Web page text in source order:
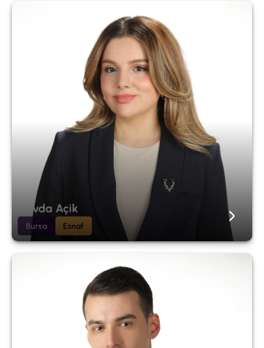
Sevda Açik
Bursa Esnaf